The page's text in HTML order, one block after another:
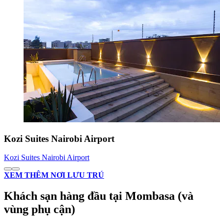
Kozi Suites Nairobi Airport
Kozi Suites Nairobi Airport
XEM THÊM NƠI LƯU TRÚ
Khách sạn hàng đầu tại Mombasa (và
vùng phụ cận)